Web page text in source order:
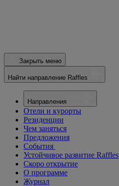
Закрыть меню
Найти направление Raffles
Направления
Отели и курорты
Резиденции
Чем заняться
Предложения
События
Устойчивое развитие Raffles
Скоро открытие
О программе
Журнал